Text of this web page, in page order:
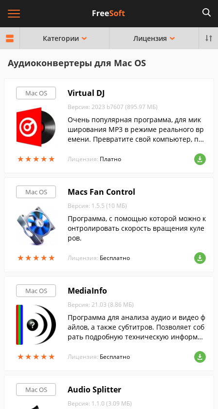
Категории Лицензия
Аудиоконвертеры для Mac OS
Mac OS
★★★★★
★★★★★
Virtual DJ
Версия: 2023 b7607 (895.97 МБ)
Очень популярная программа, для мик
ширования MP3 в режиме реального вр
емени. Превратите свой компьютер, по
студию.
Лицензия: Платно
Mac OS
★★★★★
★★★★★
Macs Fan Control
Версия: 1.5.5 (10 МБ)
Программа, с помощью которой можно к
онтролировать скорость вращения куле
ров.
Лицензия: Бесплатно
Mac OS
★★★★★
★★★★★
MediaInfo
Версия: 21.03 (8.86 МБ)
Программа для анализа аудио и видео ф
айлов, а также субтитров. Позволяет соб
рать подробную техническую информац
Лицензия: Бесплатно
Mac OS Audio Splitter
Версия: 1.1.0 (3.09 МБ)